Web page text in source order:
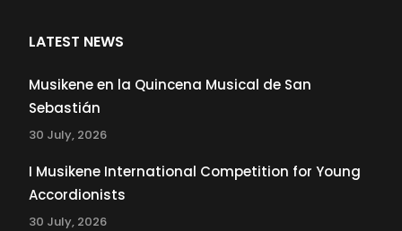
LATEST NEWS
Musikene en la Quincena Musical de San
Sebastián
30 July, 2026
I Musikene International Competition for Young
Accordionists
30 July, 2026